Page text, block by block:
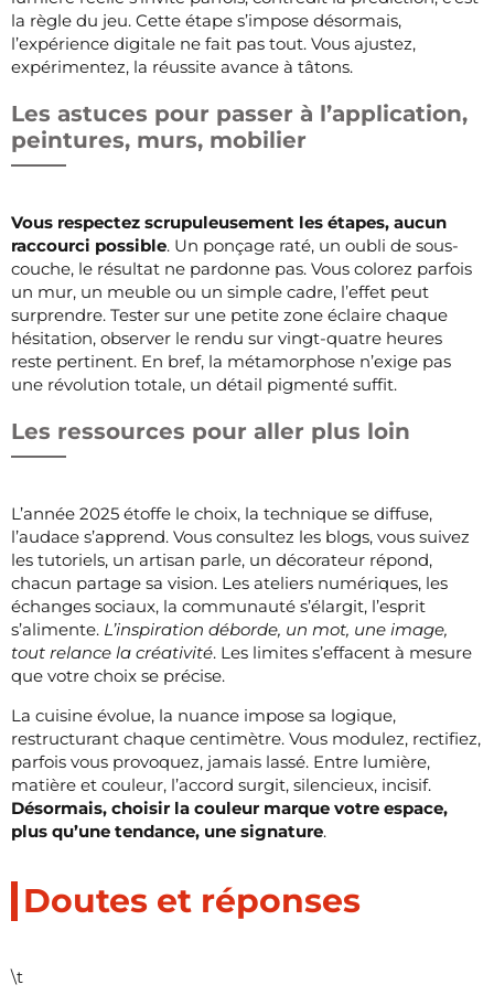
la règle du jeu. Cette étape s’impose désormais,
l’expérience digitale ne fait pas tout. Vous ajustez,
expérimentez, la réussite avance à tâtons.
Les astuces pour passer à l’application,
peintures, murs, mobilier
Vous respectez scrupuleusement les étapes, aucun
raccourci possible. Un ponçage raté, un oubli de sous-
couche, le résultat ne pardonne pas. Vous colorez parfois
un mur, un meuble ou un simple cadre, l’effet peut
surprendre. Tester sur une petite zone éclaire chaque
hésitation, observer le rendu sur vingt-quatre heures
reste pertinent. En bref, la métamorphose n’exige pas
une révolution totale, un détail pigmenté suffit.
Les ressources pour aller plus loin
L’année 2025 étoffe le choix, la technique se diffuse,
l’audace s’apprend. Vous consultez les blogs, vous suivez
les tutoriels, un artisan parle, un décorateur répond,
chacun partage sa vision. Les ateliers numériques, les
échanges sociaux, la communauté s’élargit, l’esprit
s’alimente. L’inspiration déborde, un mot, une image,
tout relance la créativité. Les limites s’effacent à mesure
que votre choix se précise.
La cuisine évolue, la nuance impose sa logique,
restructurant chaque centimètre. Vous modulez, rectifiez,
parfois vous provoquez, jamais lassé. Entre lumière,
matière et couleur, l’accord surgit, silencieux, incisif.
Désormais, choisir la couleur marque votre espace,
plus qu’une tendance, une signature.
Doutes et réponses
\t